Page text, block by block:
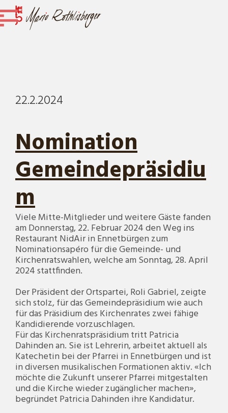
22.2.2024
Nomination
Gemeindepräsidiu
m
Viele Mitte-Mitglieder und weitere Gäste fanden
am Donnerstag, 22. Februar 2024 den Weg ins
Restaurant NidAir in Ennetbürgen zum
Nominationsapéro für die Gemeinde- und
Kirchenratswahlen, welche am Sonntag, 28. April
2024 stattfinden.
Der Präsident der Ortspartei, Roli Gabriel, zeigte
sich stolz, für das Gemeindepräsidium wie auch
für das Präsidium des Kirchenrates zwei fähige
Kandidierende vorzuschlagen.
Für das Kirchenratspräsidium tritt Patricia
Dahinden an. Sie ist Lehrerin, arbeitet aktuell als
Katechetin bei der Pfarrei in Ennetbürgen und ist
in diversen musikalischen Formationen aktiv. «Ich
möchte die Zukunft unserer Pfarrei mitgestalten
und die Kirche wieder zugänglicher machen»,
begründet Patricia Dahinden ihre Kandidatur.